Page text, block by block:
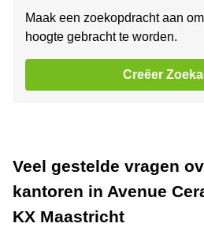
Maak een zoekopdracht aan
hoogte gebracht te worden.
Creëer
Veel gestelde vragen
kantoren in Avenue
KX Maastricht